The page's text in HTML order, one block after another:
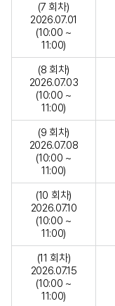
(7 회차)
2026.07.01
(10:00 ~
11:00)
(8 회차)
2026.07.03
(10:00 ~
11:00)
(9 회차)
2026.07.08
(10:00 ~
11:00)
(10 회차)
2026.07.10
(10:00 ~
11:00)
(11 회차)
2026.07.15
(10:00 ~
11:00)